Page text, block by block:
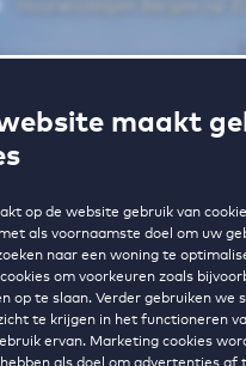
maakt
op de website gebruik van
als voornaamste doel om uw
naar een woning te
om voorkeuren zoals
op te slaan. Verder gebruiken we
te krijgen in het functioneren
ervan. Marketing cookies
in
II
beschikbaar